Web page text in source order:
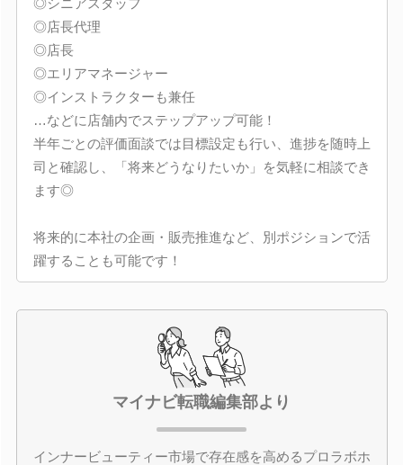
◎シニアスタッフ
◎店長代理
◎店長
◎エリアマネージャー
◎インストラクターも兼任
…などに店舗内でステップアップ可能！
半年ごとの評価面談では目標設定も行い、進捗を随時上
司と確認し、「将来どうなりたいか」を気軽に相談でき
ます◎
将来的に本社の企画・販売推進など、別ポジションで活
躍することも可能です！
マイナビ転職編集部より
インナービューティー市場で存在感を高めるプロラボホ